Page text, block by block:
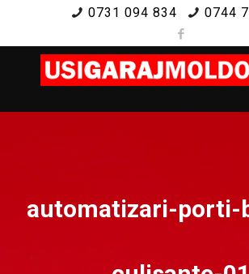
0731 094 834 0744
automatizari-porti-